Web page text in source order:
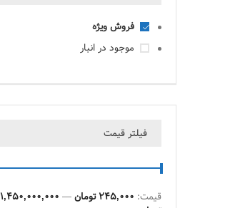
فروش ویژه
موجود در انبار
فیلتر قیمت
قیمت: 245,000 تومان —
1,450,000,000